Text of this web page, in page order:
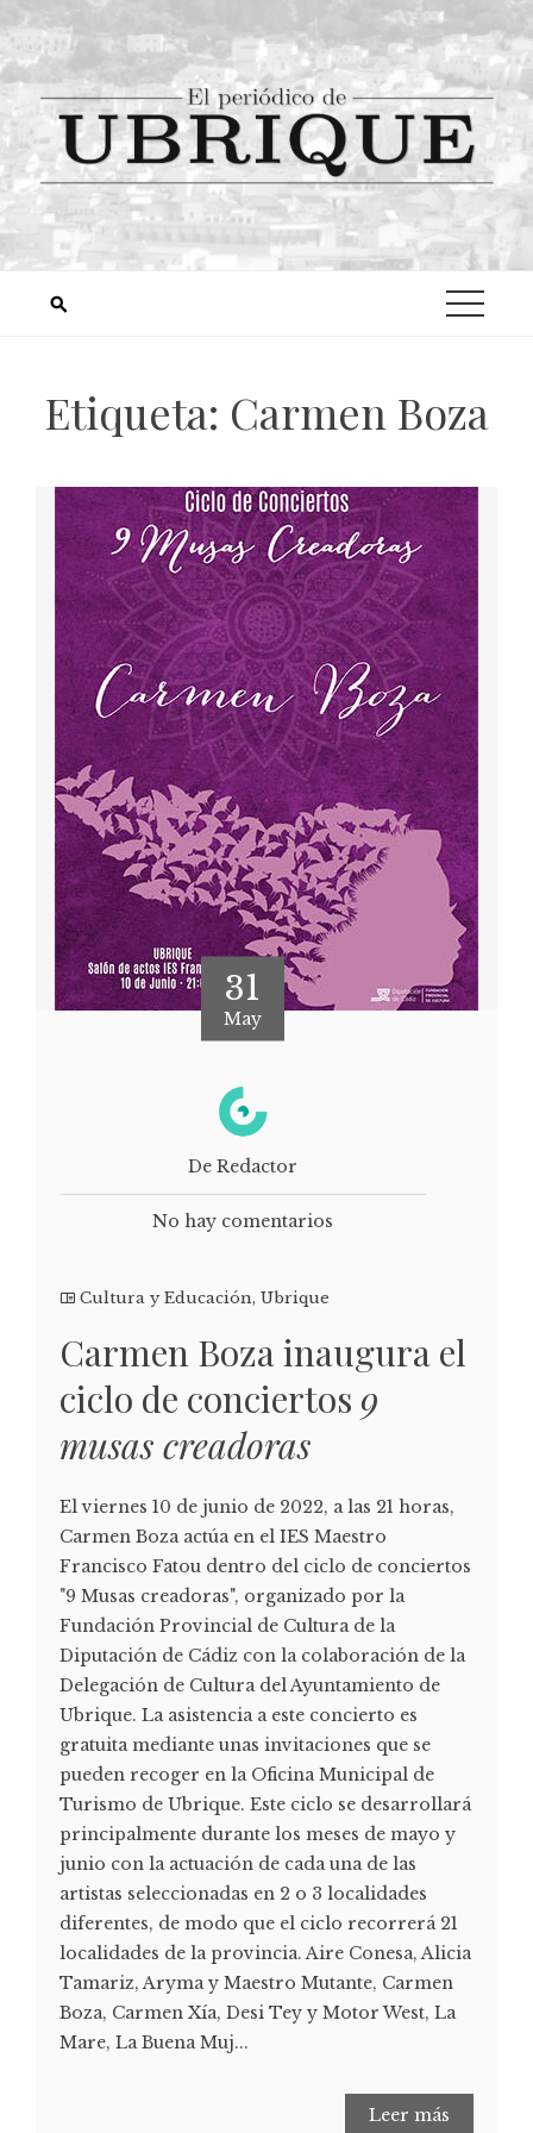
Etiqueta: Carmen Boza
31
May
De Redactor
No hay comentarios
Cultura y Educación, Ubrique
Carmen Boza inaugura el
ciclo de conciertos 9
musas creadoras
El viernes 10 de junio de 2022, a las 21 horas,
Carmen Boza actúa en el IES Maestro
Francisco Fatou dentro del ciclo de conciertos
"9 Musas creadoras", organizado por la
Fundación Provincial de Cultura de la
Diputación de Cádiz con la colaboración de la
Delegación de Cultura del Ayuntamiento de
Ubrique. La asistencia a este concierto es
gratuita mediante unas invitaciones que se
pueden recoger en la Oficina Municipal de
Turismo de Ubrique. Este ciclo se desarrollará
principalmente durante los meses de mayo y
junio con la actuación de cada una de las
artistas seleccionadas en 2 o 3 localidades
diferentes, de modo que el ciclo recorrerá 21
localidades de la provincia. Aire Conesa, Alicia
Tamariz, Aryma y Maestro Mutante, Carmen
Boza, Carmen Xía, Desi Tey y Motor West, La
Mare, La Buena Muj...
Leer más